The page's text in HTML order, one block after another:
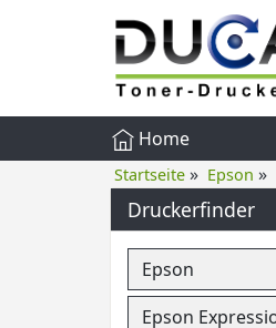
Home
Startseite » Epson »
Druckerfinder